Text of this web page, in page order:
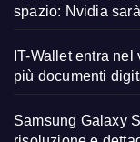
spazio: Nvidia
IT-Wallet entra
più documenti
Samsung Galaxy